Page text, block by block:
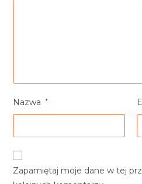
Nazwa *
Zapamiętaj moje dane w tej